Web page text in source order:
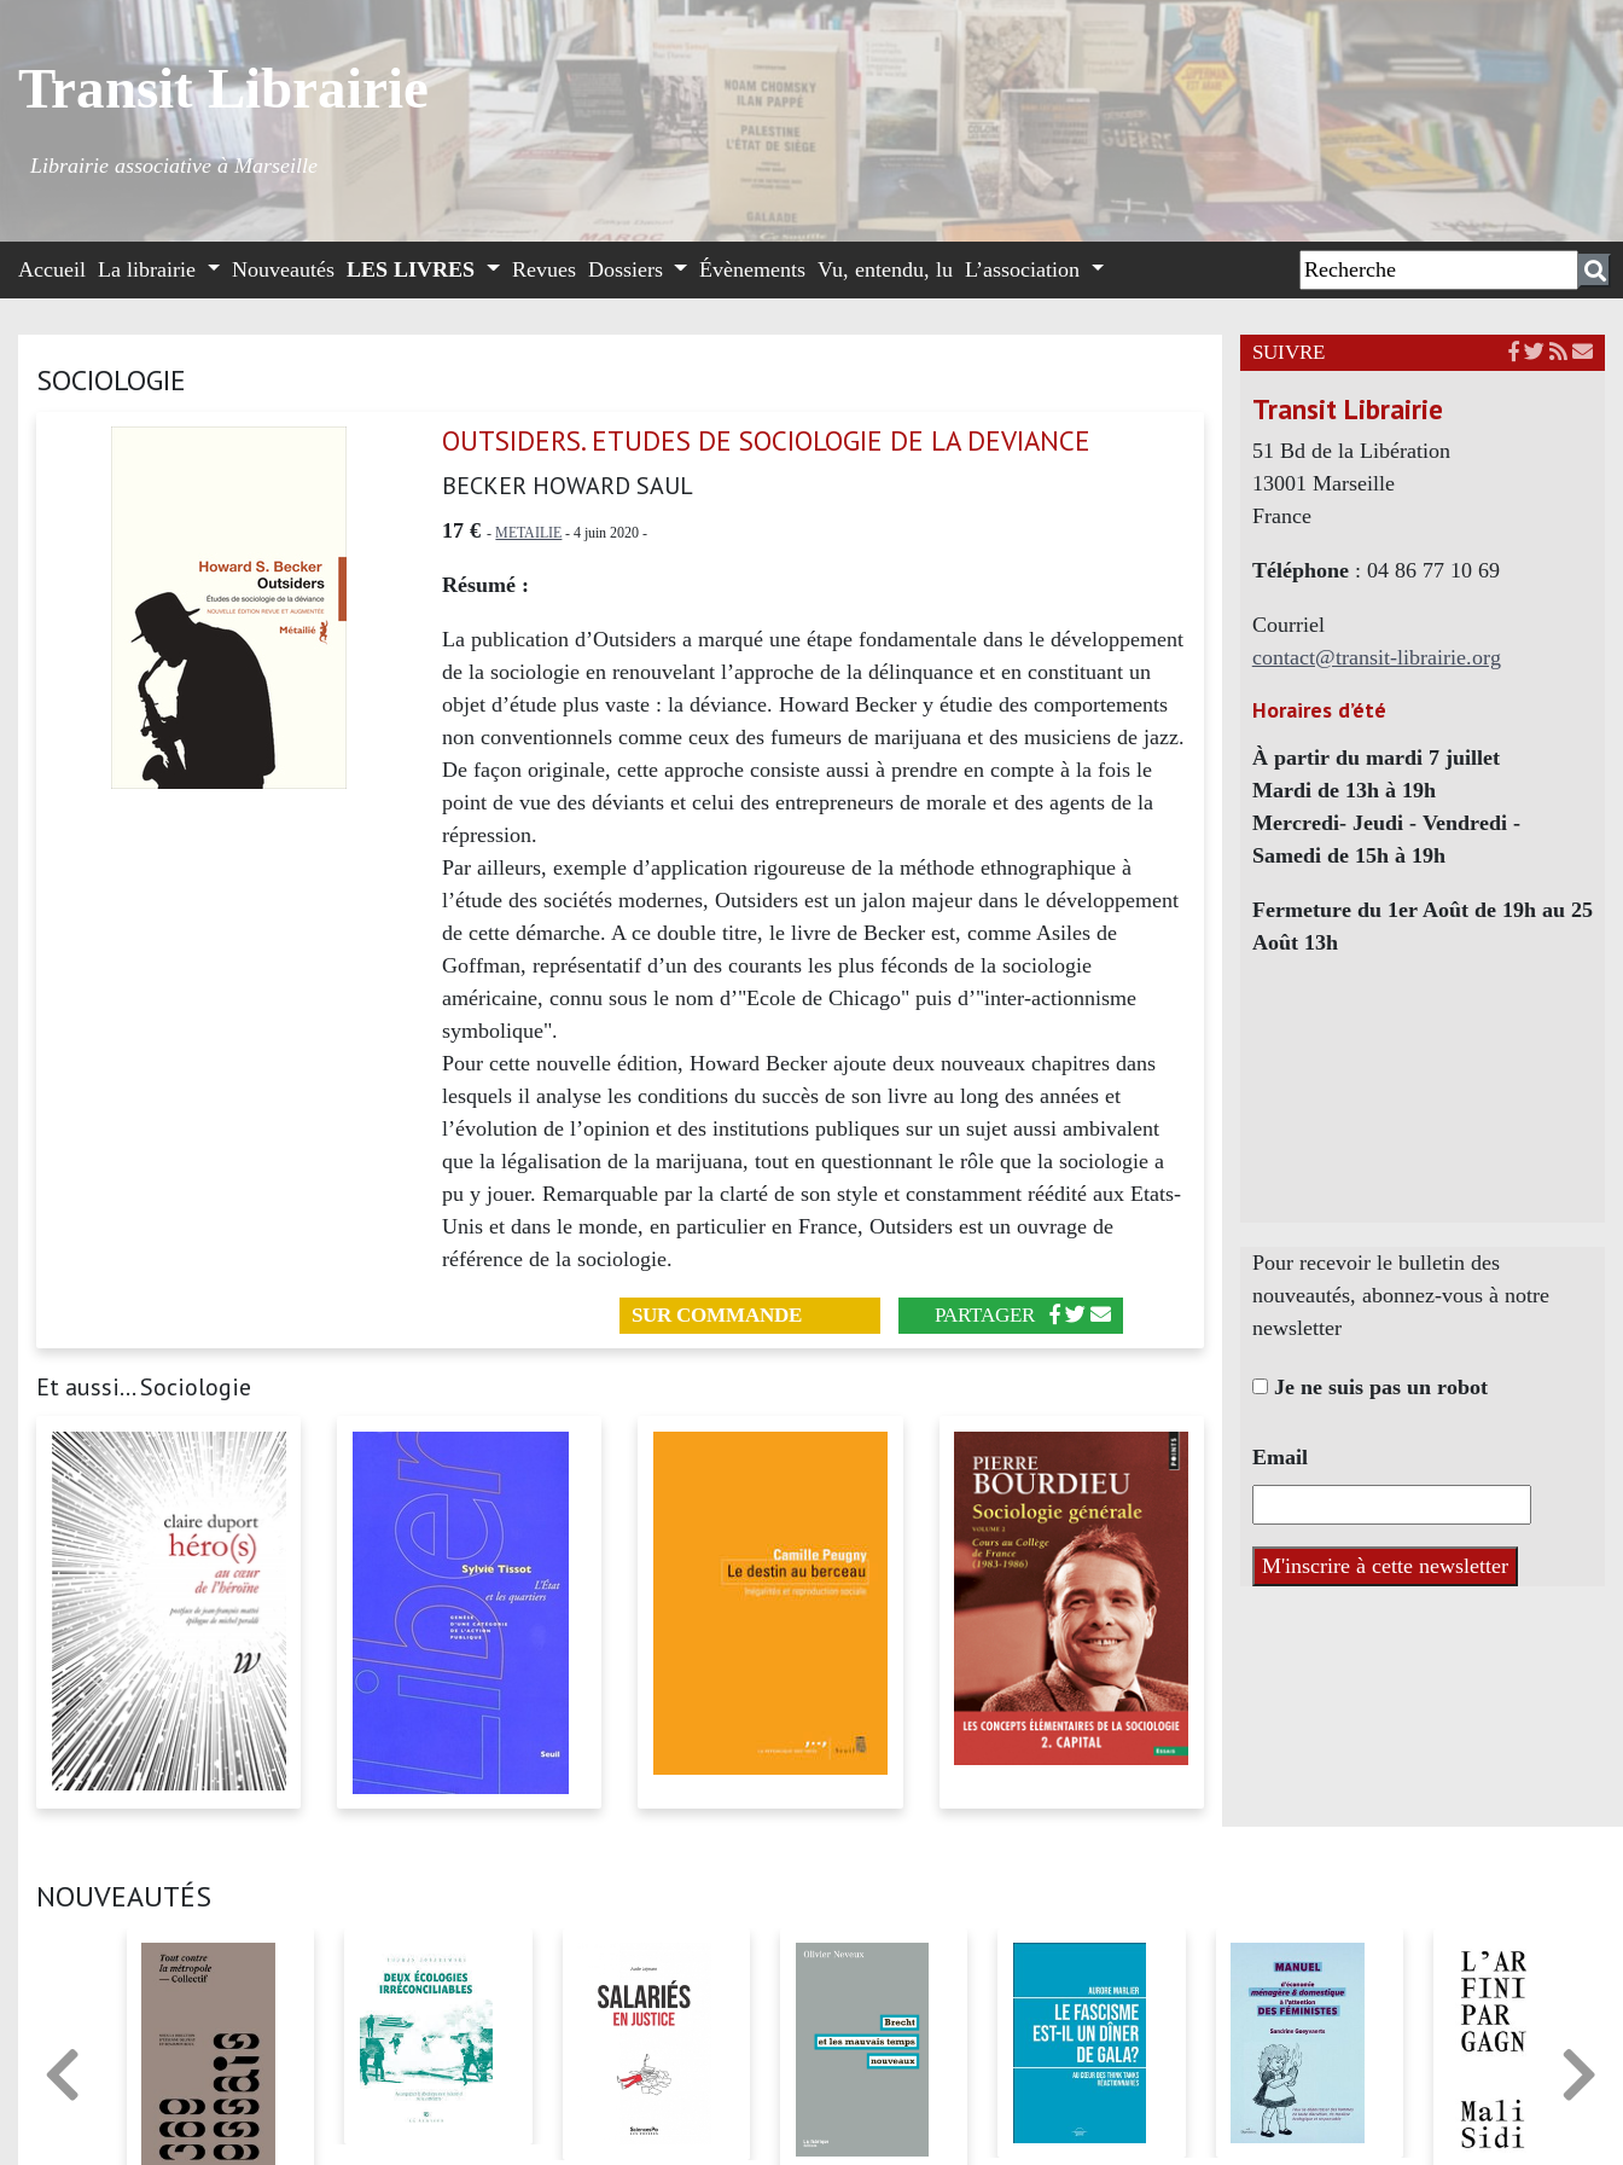
Transit Librairie
Librairie associative à Marseille
Accueil La librairie Nouveautés LES LIVRES Revues Dossiers Évènements Vu, entendu, lu L’association
SOCIOLOGIE
OUTSIDERS. ETUDES DE SOCIOLOGIE DE LA DEVIANCE
BECKER HOWARD SAUL
17 € -METAILIE - 4 juin 2020 -
Résumé :
La publication d’Outsiders a marqué une étape fondamentale dans le développement
de la sociologie en renouvelant l’approche de la délinquance et en constituant un
objet d’étude plus vaste : la déviance. Howard Becker y étudie des comportements
non conventionnels comme ceux des fumeurs de marijuana et des musiciens de jazz.
De façon originale, cette approche consiste aussi à prendre en compte à la fois le
point de vue des déviants et celui des entrepreneurs de morale et des agents de la
répression.
Par ailleurs, exemple d’application rigoureuse de la méthode ethnographique à
l’étude des sociétés modernes, Outsiders est un jalon majeur dans le développement
de cette démarche. A ce double titre, le livre de Becker est, comme Asiles de
Goffman, représentatif d’un des courants les plus féconds de la sociologie
américaine, connu sous le nom d’"Ecole de Chicago" puis d’"inter-actionnisme
symbolique".
Pour cette nouvelle édition, Howard Becker ajoute deux nouveaux chapitres dans
lesquels il analyse les conditions du succès de son livre au long des années et
l’évolution de l’opinion et des institutions publiques sur un sujet aussi ambivalent
que la légalisation de la marijuana, tout en questionnant le rôle que la sociologie a
pu y jouer. Remarquable par la clarté de son style et constamment réédité aux Etats-
Unis et dans le monde, en particulier en France, Outsiders est un ouvrage de
référence de la sociologie.
SUR COMMANDE PARTAGER
Et aussi... Sociologie
SUIVRE
Transit Librairie
51 Bd de la Libération
13001 Marseille
France
Téléphone: 04 86 77 10 69
Courriel
contact@transit-librairie.org
Horaires d’été
À partir du mardi 7 juillet
Mardi de 13h à 19h
Mercredi- Jeudi - Vendredi -
Samedi de 15h à 19h
Fermeture du 1er Août de 19h au 25
Août 13h
Pour recevoir le bulletin des
nouveautés, abonnez-vous à notre
newsletter
Je ne suis pas un robot
Email
NOUVEAUTÉS